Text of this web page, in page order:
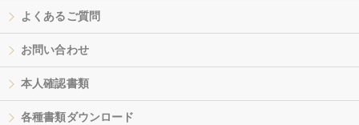
よくあるご質問
お問い合わせ
本人確認書類
各種書類ダウンロード